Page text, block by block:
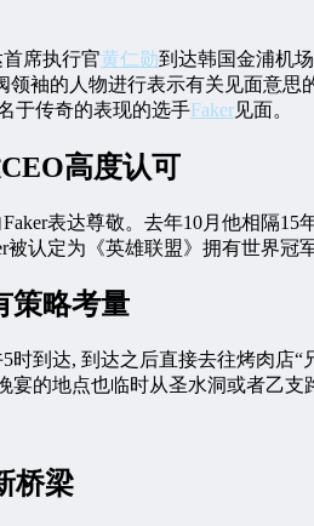
席执行官黄仁勋到达韩国金浦机
领袖的人物进行表示有关见面意
于传奇的表现的选手Faker见面。
高度认可
表达尊敬。去年10月他相隔
被认定为《英雄联盟》拥有世界冠
策略考量
时到达, 到达之后直接去往烤肉店
宴的地点也临时从圣水洞或者乙
桥梁